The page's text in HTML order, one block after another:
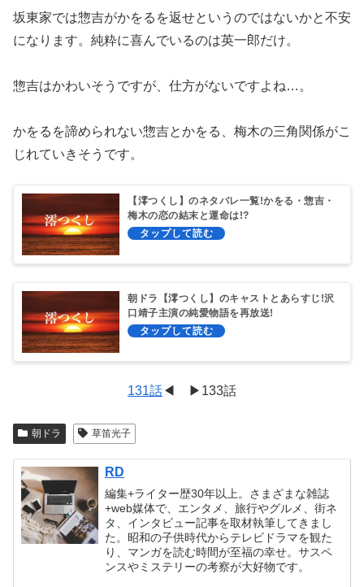
坂東家では惣吉がかをるを返せというのではないかと不安
になります。純粋に喜んでいるのは英一郎だけ。
惣吉はかわいそうですが、仕方がないですよね…。
かをるを諦められない惣吉とかをる、梅木の三角関係がこ
じれていきそうです。
【澪つくし】のネタバレ一覧!かをる・惣吉・
梅木の恋の結末と運命は!?
朝ドラ【澪つくし】のキャストとあらすじ!沢
口靖子主演の純愛物語を再放送!
131話◀︎ ▶︎133話
朝ドラ 草笛光子
RD
編集+ライター歴30年以上。さまざまな雑誌
+web媒体で、エンタメ、旅行やグルメ、街ネ
タ、インタビュー記事を取材執筆してきまし
た。昭和の子供時代からテレビドラマを観た
り、マンガを読む時間が至福の幸せ。サスペ
ンスやミステリーの考察が大好物です。